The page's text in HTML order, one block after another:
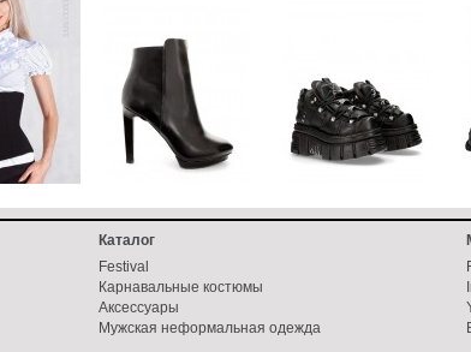
Каталог
Festival
Карнавальные костюмы
Аксессуары
Мужская неформальная одежда